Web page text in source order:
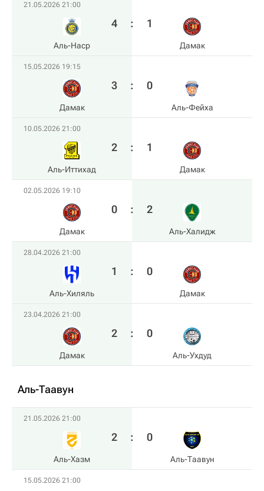
21.05.2026 21:00
Аль-Наср
4 : 1
Дамак
15.05.2026 19:15
Дамак
3 : 0
Аль-Фейха
10.05.2026 21:00
Аль-Иттихад
2 : 1
Дамак
02.05.2026 19:10
Дамак
0 : 2
Аль-Халидж
28.04.2026 21:00
Аль-Хиляль
1 : 0
Дамак
23.04.2026 21:00
Дамак
2 : 0
Аль-Ухдуд
Аль-Таавун
21.05.2026 21:00
Аль-Хазм
2 : 0
Аль-Таавун
15.05.2026 21:00